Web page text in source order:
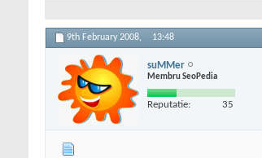
9th February 2008, 13:48
suMMer
Membru SeoPedia
Reputatie: 35